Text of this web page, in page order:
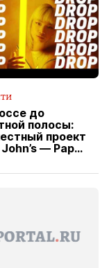
до
полосы:
проект
— Papa